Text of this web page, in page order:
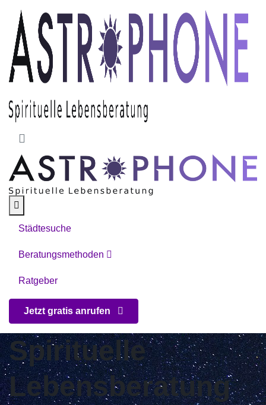
Skip to main content
Städtesuche
Beratungsmethoden
Ratgeber
Jetzt gratis anrufen
Spirituelle
Lebensberatung